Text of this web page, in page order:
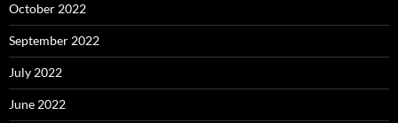
October 2022
September 2022
July 2022
June 2022